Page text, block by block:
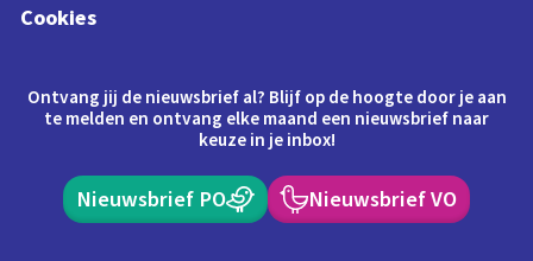
Cookies
Ontvang jij de nieuwsbrief al? Blijf op de hoogte door je aan
te melden en ontvang elke maand een nieuwsbrief naar
keuze in je inbox!
Nieuwsbrief PO Nieuwsbrief VO